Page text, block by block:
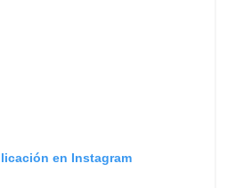
en Instagram